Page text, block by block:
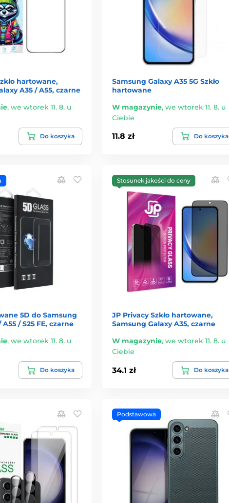
hartowane,
A35 / A55, czarne
, we wtorek 11. 8. u
Do koszyka
Samsung Galaxy A35 5G Szkło
hartowane
W magazynie, we wtorek 11. 8. u
Ciebie
11.8 zł Do koszyka
5D do Samsung
A55 / S25 FE, czarne
, we wtorek 11. 8. u
Do koszyka
Stosunek jakości do ceny
JP Privacy Szkło hartowane,
Samsung Galaxy A35, czarne
W magazynie, we wtorek 11. 8. u
Ciebie
34.1 zł Do koszyka
Podstawowa